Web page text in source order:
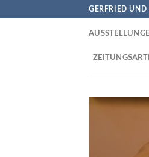
GERFRIED UND